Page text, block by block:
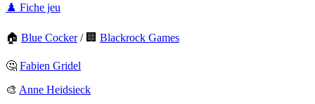
♟️ Fiche jeu
🏠 Blue Cocker/ 🏢 Blackrock Games
🤔 Fabien Gridel
🎨 Anne Heidsieck